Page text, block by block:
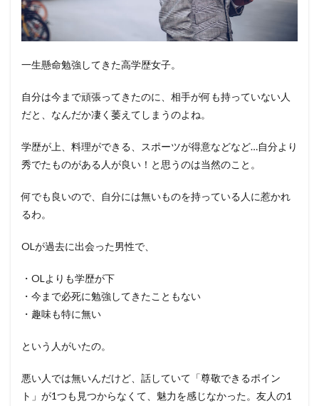
一生懸命勉強してきた高学歴女子。
自分は今まで頑張ってきたのに、相手が何も持っていない人
だと、なんだか凄く萎えてしまうのよね。
学歴が上、料理ができる、スポーツが得意などなど…自分より
秀でたものがある人が良い！と思うのは当然のこと。
何でも良いので、自分には無いものを持っている人に惹かれ
るわ。
OLが過去に出会った男性で、
・OLよりも学歴が下
・今まで必死に勉強してきたこともない
・趣味も特に無い
という人がいたの。
悪い人では無いんだけど、話していて「尊敬できるポイン
ト」が1つも見つからなくて、魅力を感じなかった。友人の1